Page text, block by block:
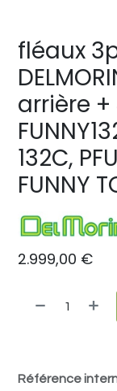
fléaux
arrière
132C,
FUNNY
2.999,00 €
Référence